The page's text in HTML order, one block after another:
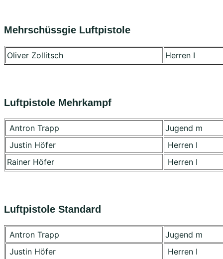
Mehrschüssgie Luftpistole
Oliver Zollitsch Herren I
Luftpistole Mehrkampf
Antron Trapp
Jugend m
Justin Höfer
Herren I
Rainer Höfer
Herren I
Luftpistole Standard
Antron Trapp
Jugend m
Justin Höfer
Herren I